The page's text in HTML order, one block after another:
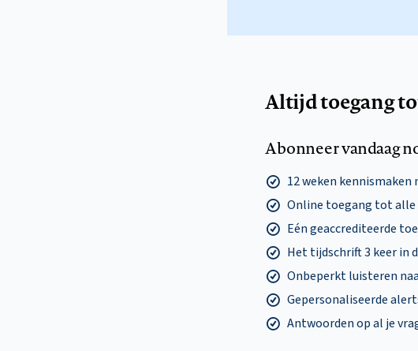
Altijd toegang
Abonneer vandaag
12 weken kennismaken
Online toegang tot
Eén geaccrediteerde
Het tijdschrift 3 keer in
Onbeperkt luisteren
Gepersonaliseerde
Antwoorden op al je